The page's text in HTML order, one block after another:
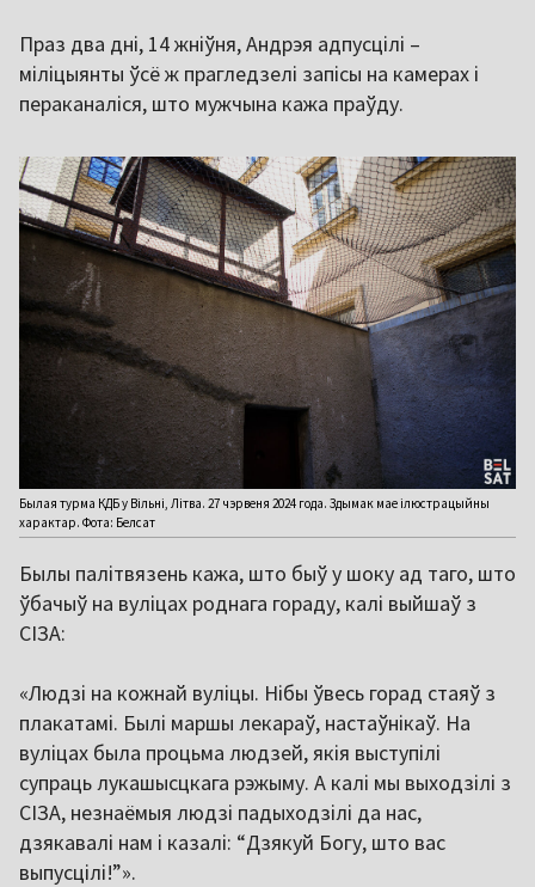
Праз два дні, 14 жніўня, Андрэя адпусцілі –
міліцыянты ўсё ж прагледзелі запісы на камерах і
пераканаліся, што мужчына кажа праўду.
Былая турма КДБ у Вільні, Літва. 27 чэрвеня 2024 года. Здымак мае ілюстрацыйны
характар. Фота: Белсат
Былы палітвязень кажа, што быў у шоку ад таго, што
ўбачыў на вуліцах роднага гораду, калі выйшаў з
СІЗА:
«Людзі на кожнай вуліцы. Нібы ўвесь горад стаяў з
плакатамі. Былі маршы лекараў, настаўнікаў. На
вуліцах была процьма людзей, якія выступілі
супраць лукашысцкага рэжыму. А калі мы выходзілі з
СІЗА, незнаёмыя людзі падыходзілі да нас,
дзякавалі нам і казалі: “Дзякуй Богу, што вас
выпусцілі!”».